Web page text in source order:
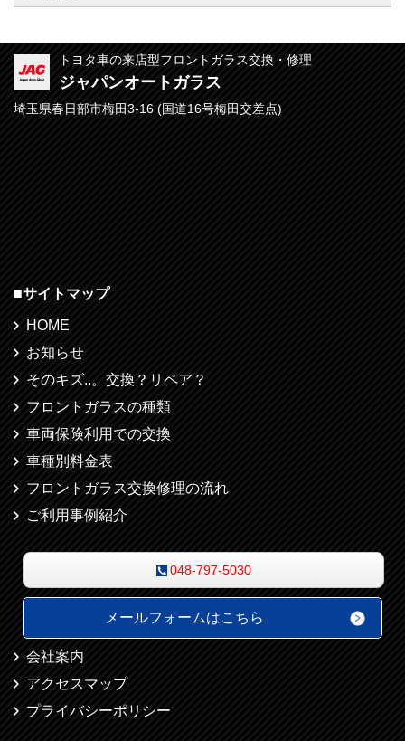
トヨタ車の来店型フロントガラス交換・修理
ジャパンオートガラス
埼玉県春日部市梅田3-16 (国道16号梅田交差点)
■サイトマップ
HOME
お知らせ
そのキズ..。交換？リペア？
フロントガラスの種類
車両保険利用での交換
車種別料金表
フロントガラス交換修理の流れ
ご利用事例紹介
048-797-5030
メールフォームはこちら
会社案内
アクセスマップ
プライバシーポリシー